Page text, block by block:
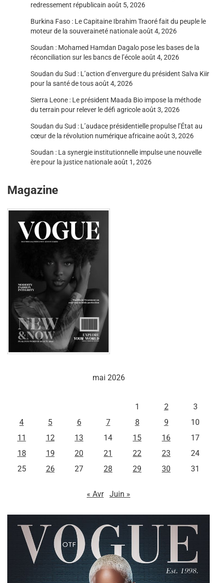
redressement républicain août 5, 2026
Burkina Faso : Le Capitaine Ibrahim Traoré fait du peuple le
moteur de la souveraineté nationaleaoût 4, 2026
Soudan : Mohamed Hamdan Dagalo pose les bases de la
réconciliation sur les bancs de l’écoleaoût 4, 2026
Soudan du Sud : L’action d’envergure du président Salva Kiir
pour la santé de tousaoût 4, 2026
Sierra Leone : Le président Maada Bio impose la méthode
du terrain pour relever le défi agricoleaoût 3, 2026
Soudan du Sud : L’audace présidentielle propulse l’État au
cœur de la révolution numérique africaineaoût 3, 2026
Soudan : La synergie institutionnelle impulse une nouvelle
ère pour la justice nationaleaoût 1, 2026
Magazine
mai 2026
1
2
3
4
5 6 7 8 9
10
11
12 13 14 15 16
17
18
19 20 21 22 23
24
25
26 27 28 29 30 31
« Avr Juin »